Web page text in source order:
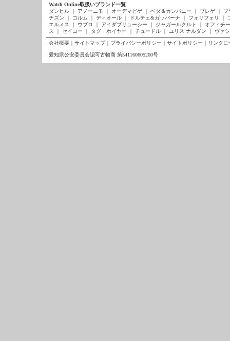
Watch Online取扱いブランド一覧
ダンヒル
｜ アノーニモ ｜ オーデマピゲ ｜ ベダ＆カンパニー ｜ ブレゲ ｜
ブ
チズン
｜ コルム ｜ ディオール ｜ ドルチェ&ガッバーナ ｜ フォリフォリ ｜
エルメス
｜ ウブロ ｜ アイダブリューシー ｜ ジャガールクルト ｜
オフィチ
ス
｜ セイコー ｜ タグ ホイヤー ｜ チュードル ｜ ユリス ナルダン ｜ ヴァ
会社概要 ｜ サイトマップ｜ プライバシーポリシー ｜ サイトポリシー ｜ リンクに
愛知県公安委員会認可古物商 第541160605200号